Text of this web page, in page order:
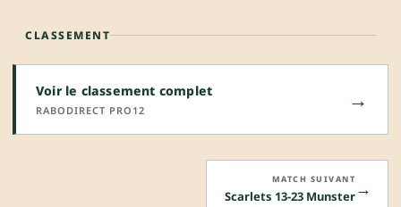
CLASSEMENT
Voir le classement complet
RABODIRECT PRO12 →
→
MATCH SUIVANT
Scarlets 13-23 Munster